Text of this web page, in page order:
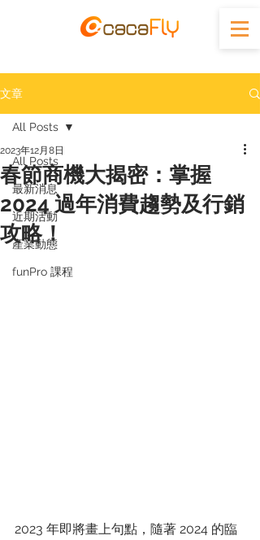
文章
All Posts
最新消息
近期活動
產業動態
funPro 課程
All Posts
春節商機大揭密：掌握
2024 過年消費趨勢及行銷
攻略！
2023年12月8日
2023 年即將畫上句點，隨著 2024 的臨